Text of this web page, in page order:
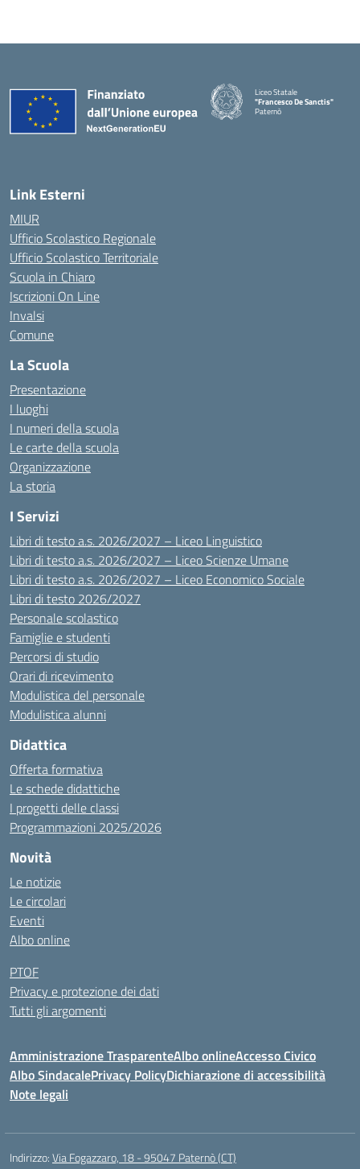
Liceo Statale
"Francesco De Sanctis"
Paternò
Link Esterni
MIUR
Ufficio Scolastico Regionale
Ufficio Scolastico Territoriale
Scuola in Chiaro
Iscrizioni On Line
Invalsi
Comune
La Scuola
Presentazione
I luoghi
I numeri della scuola
Le carte della scuola
Organizzazione
La storia
I Servizi
Libri di testo a.s. 2026/2027 – Liceo Linguistico
Libri di testo a.s. 2026/2027 – Liceo Scienze Umane
Libri di testo a.s. 2026/2027 – Liceo Economico Sociale
Libri di testo 2026/2027
Personale scolastico
Famiglie e studenti
Percorsi di studio
Orari di ricevimento
Modulistica del personale
Modulistica alunni
Didattica
Offerta formativa
Le schede didattiche
I progetti delle classi
Programmazioni 2025/2026
Novità
Le notizie
Le circolari
Eventi
Albo online
PTOF
Privacy e protezione dei dati
Tutti gli argomenti
Amministrazione TrasparenteAlbo onlineAccesso Civico
Albo SindacalePrivacy PolicyDichiarazione di accessibilità
Note legali
Indirizzo:Via Fogazzaro, 18 - 95047 Paternò (CT)